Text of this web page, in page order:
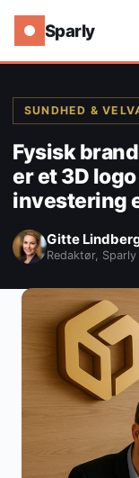
Sparly
SUNDHED &
Fysisk
er et 3D
investering
Gitte
Redaktør, Sparly